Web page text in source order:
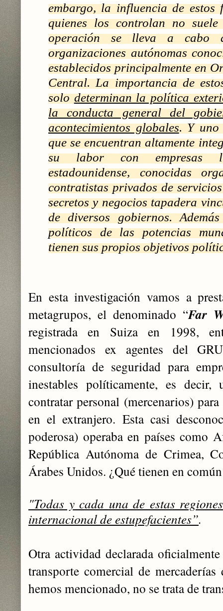
embargo, la influencia de estos
quienes los controlan no
operación se lleva a cabo
organizaciones autónomas
establecidos principalmente en
Central. La importancia de
solodeterminan la política
la conducta general del
acontecimientos globales. Y uno
que se encuentran altamente
su labor con empresas
estadounidense, conocidas
contratistas privados de
secretos y negocios tapadera
de diversos gobiernos.
políticos de las potencias
tienen sus propios objetivos
En esta investigación vamos a
metagrupos, el denominado “Far
registrada en Suiza en 1998,
mencionados ex agentes del
consultoría de seguridad para
inestables políticamente, es
contratar personal (mercenarios)
en el extranjero. Esta casi
poderosa) operaba en países como
República Autónoma de Crimea,
Árabes Unidos. ¿Qué tienen en
"Todas y cada una de estas
internacional de estupefacientes”.
Otra actividad declarada
transporte comercial de
hemos mencionado, no se trata de